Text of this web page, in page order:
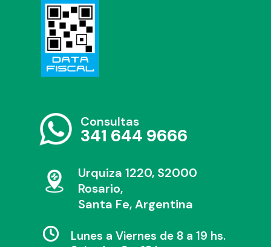
Consultas
341 644 9666
Urquiza 1220, S2000
Rosario,
Santa Fe, Argentina
Lunes a Viernes de 8 a 19 hs.